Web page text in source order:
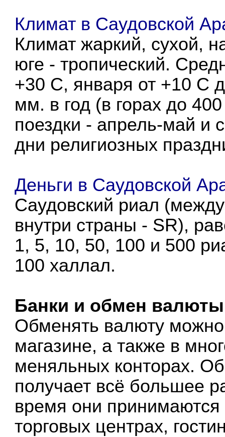
Климат в Саудовской
Климат жаркий, сухой,
юге - тропический.
+30 С, января от +10 С
мм. в год (в горах до
поездки - апрель-май и
дни религиозных
Деньги в Саудовской
Саудовский риал
внутри страны - SR),
1, 5, 10, 50, 100 и 500
100 халлал.
Банки и обмен валюты
Обменять валюту
магазине, а также в
меняльных конторах.
получает всё большее
время они принимаются
торговых центрах,